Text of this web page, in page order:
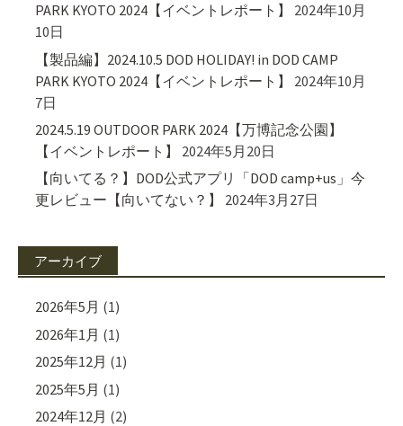
PARK KYOTO 2024【イベントレポート】
2024年10月
10日
【製品編】2024.10.5 DOD HOLIDAY! in DOD CAMP
PARK KYOTO 2024【イベントレポート】
2024年10月
7日
2024.5.19 OUTDOOR PARK 2024【万博記念公園】
【イベントレポート】
2024年5月20日
【向いてる？】DOD公式アプリ「DOD camp+us」今
更レビュー【向いてない？】
2024年3月27日
アーカイブ
2026年5月 (1)
2026年1月 (1)
2025年12月 (1)
2025年5月 (1)
2024年12月 (2)